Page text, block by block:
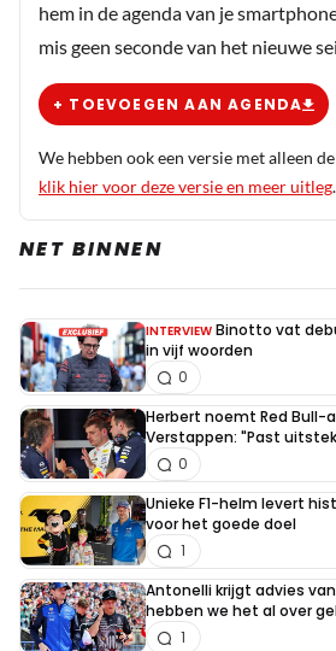
hem in de agenda van je
mis geen seconde van het nieuwe
+ TOEVOEGEN AAN AGENDA
We hebben ook een versie met alleen
klik hier voor deze versie en meer uitleg.
NET BINNEN
INTERVIEW Binotto vat
in vijf woorden
0
Herbert noemt Red
Verstappen: "Past
0
Unieke F1-helm levert
voor het goede doel
1
Antonelli krijgt advies
hebben we het al over
1